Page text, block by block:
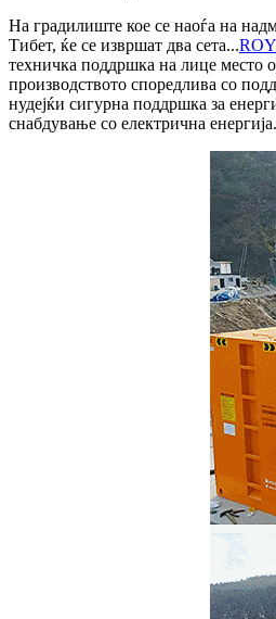
На градилиште кое се наоѓа на
Тибет, ќе се извршат два сета...
техничка поддршка на лице место
производството споредлива со
нудејќи сигурна поддршка за
снабдување со електрична енергија.